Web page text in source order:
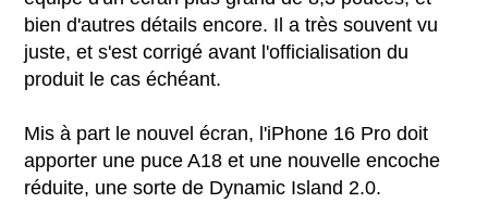
bien d'autres détails encore. Il a très souvent vu
juste, et s'est corrigé avant l'officialisation du
produit le cas échéant.
Mis à part le nouvel écran, l'iPhone 16 Pro doit
apporter une puce A18 et une nouvelle encoche
réduite, une sorte de Dynamic Island 2.0.